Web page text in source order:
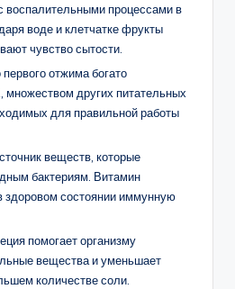
воспалительными процессами в
воде и клетчатке фрукты
чувство сытости.
отжима богато
множеством других питательных
для правильной работы
веществ, которые
бактериям. Витамин
здоровом состоянии иммунную
помогает организму
вещества и уменьшает
количестве соли.